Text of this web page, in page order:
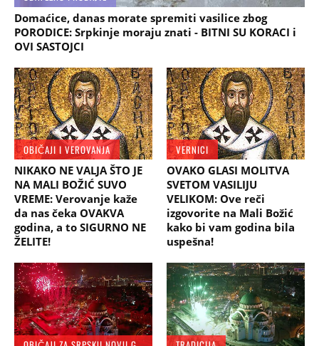
Domaćice, danas morate spremiti vasilice zbog
PORODICE: Srpkinje moraju znati - BITNI SU KORACI i
OVI SASTOJCI
OBIČAJI I VEROVANJA
NIKAKO NE VALJA ŠTO JE
NA MALI BOŽIĆ SUVO
VREME: Verovanje kaže
da nas čeka OVAKVA
godina, a to SIGURNO NE
ŽELITE!
VERNICI
OVAKO GLASI MOLITVA
SVETOM VASILIJU
VELIKOM: Ove reči
izgovorite na Mali Božić
kako bi vam godina bila
uspešna!